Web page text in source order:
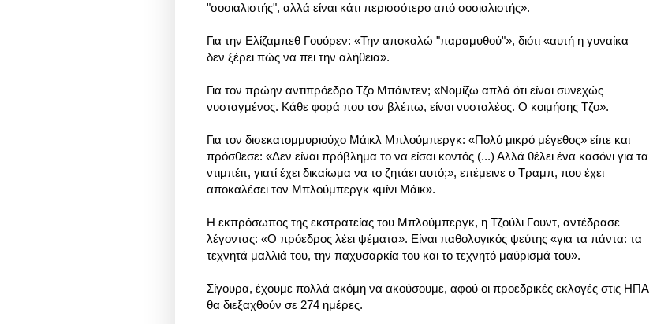
"σοσιαλιστής", αλλά είναι κάτι περισσότερο από σοσιαλιστής».
Για την Ελίζαμπεθ Γουόρεν: «Την αποκαλώ "παραμυθού"», διότι «αυτή η γυναίκα
δεν ξέρει πώς να πει την αλήθεια».
Για τον πρώην αντιπρόεδρο Τζο Μπάιντεν; «Νομίζω απλά ότι είναι συνεχώς
νυσταγμένος. Κάθε φορά που τον βλέπω, είναι νυσταλέος. Ο κοιμήσης Τζο».
Για τον δισεκατομμυριούχο Μάικλ Μπλούμπεργκ: «Πολύ μικρό μέγεθος» είπε και
πρόσθεσε: «Δεν είναι πρόβλημα το να είσαι κοντός (...) Αλλά θέλει ένα κασόνι για τα
ντιμπέιτ, γιατί έχει δικαίωμα να το ζητάει αυτό;», επέμεινε ο Τραμπ, που έχει
αποκαλέσει τον Μπλούμπεργκ «μίνι Μάικ».
Η εκπρόσωπος της εκστρατείας του Μπλούμπεργκ, η Τζούλι Γουντ, αντέδρασε
λέγοντας: «Ο πρόεδρος λέει ψέματα». Είναι παθολογικός ψεύτης «για τα πάντα: τα
τεχνητά μαλλιά του, την παχυσαρκία του και το τεχνητό μαύρισμά του».
Σίγουρα, έχουμε πολλά ακόμη να ακούσουμε, αφού οι προεδρικές εκλογές στις ΗΠΑ
θα διεξαχθούν σε 274 ημέρες.